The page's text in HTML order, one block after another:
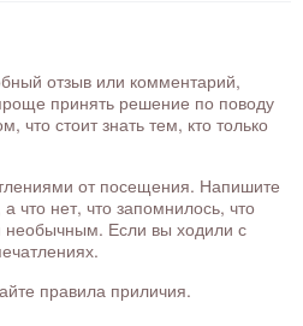
отзыв или комментарий,
принять решение по поводу
что стоит знать тем, кто только
от посещения. Напишите
что нет, что запомнилось, что
необычным. Если вы ходили с
правила приличия.